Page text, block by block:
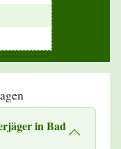
in Bad